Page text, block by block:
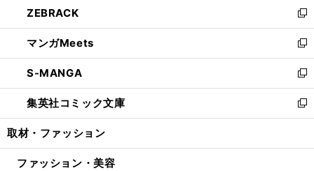
く
で
開
く
ド
ウ
で
開
く
ィ
ン
ド
ウ
で
開
く
い
ウ
ィ
ン
ド
ウ
で
開
ZEBRACK
新
し
い
ウ
ィ
ン
ド
ウ
開
マンガMeets
新
し
い
ウ
ィ
ン
ウ
S-MANGA
新
し
い
ウ
ン
集英社コミック文庫
新
し
ウ
取材・ファッション
ファッション・美容